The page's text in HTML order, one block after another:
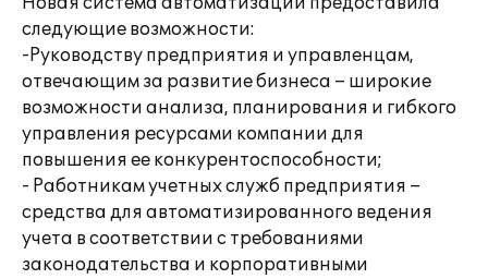
следующие возможности:
-Руководству предприятия и управленцам,
отвечающим за развитие бизнеса – широкие
возможности анализа, планирования и гибкого
управления ресурсами компании для
повышения ее конкурентоспособности;
- Работникам учетных служб предприятия –
средства для автоматизированного ведения
учета в соответствии с требованиями
законодательства и корпоративными